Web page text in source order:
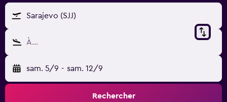
Sarajevo (SJJ)
À…
sam. 5/9 - sam. 12/9
Rechercher